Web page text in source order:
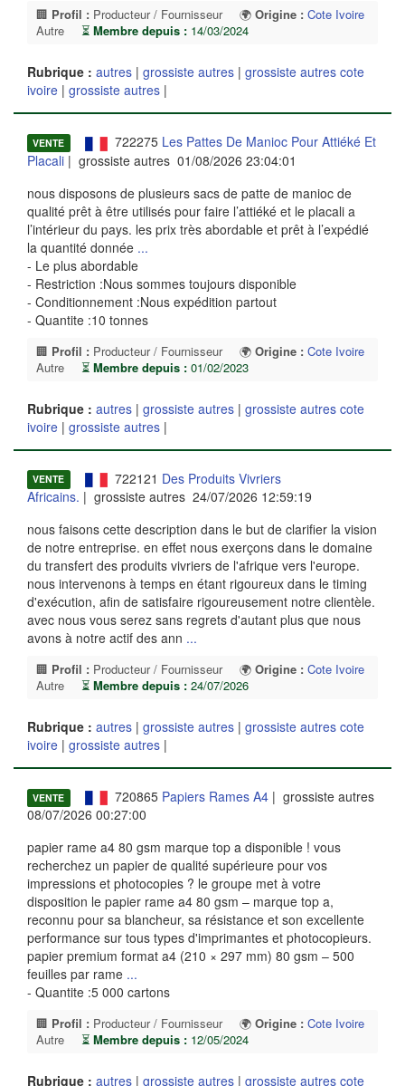
🏢 Profil : Producteur / Fournisseur 🌍 Origine : Cote Ivoire
Autre
⏳ Membre depuis : 14/03/2024
Rubrique : autres | grossiste autres | grossiste autres cote
ivoire | grossiste autres |
VENTE 722275 Les Pattes De Manioc Pour Attiéké Et
Placali | grossiste autres 01/08/2026 23:04:01
nous disposons de plusieurs sacs de patte de manioc de
qualité prêt à être utilisés pour faire l’attiéké et le placali a
l’intérieur du pays. les prix très abordable et prêt à l’expédié
la quantité donnée ...
- Le plus abordable
- Restriction :Nous sommes toujours disponible
- Conditionnement :Nous expédition partout
- Quantite :10 tonnes
🏢 Profil : Producteur / Fournisseur 🌍 Origine : Cote Ivoire
Autre
⏳ Membre depuis : 01/02/2023
Rubrique : autres | grossiste autres | grossiste autres cote
ivoire | grossiste autres |
VENTE 722121 Des Produits Vivriers
Africains. | grossiste autres 24/07/2026 12:59:19
nous faisons cette description dans le but de clarifier la vision
de notre entreprise. en effet nous exerçons dans le domaine
du transfert des produits vivriers de l'afrique vers l'europe.
nous intervenons à temps en étant rigoureux dans le timing
d'exécution, afin de satisfaire rigoureusement notre clientèle.
avec nous vous serez sans regrets d'autant plus que nous
avons à notre actif des ann ...
🏢 Profil : Producteur / Fournisseur 🌍 Origine : Cote Ivoire
Autre
⏳ Membre depuis : 24/07/2026
Rubrique : autres | grossiste autres | grossiste autres cote
ivoire | grossiste autres |
VENTE 720865 Papiers Rames A4| grossiste autres
08/07/2026 00:27:00
papier rame a4 80 gsm marque top a disponible ! vous
recherchez un papier de qualité supérieure pour vos
impressions et photocopies ? le groupe met à votre
disposition le papier rame a4 80 gsm – marque top a,
reconnu pour sa blancheur, sa résistance et son excellente
performance sur tous types d'imprimantes et photocopieurs.
papier premium format a4 (210 × 297 mm) 80 gsm – 500
feuilles par rame ...
- Quantite :5 000 cartons
🏢 Profil : Producteur / Fournisseur 🌍 Origine : Cote Ivoire
Autre
⏳ Membre depuis : 12/05/2024
Rubrique : autres | grossiste autres | grossiste autres cote